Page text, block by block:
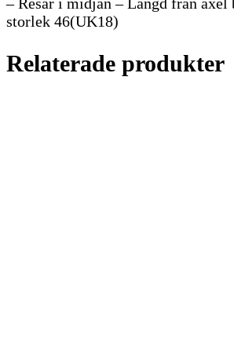
storlek 46(UK18)
Relaterade produkter